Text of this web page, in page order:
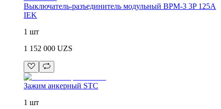
Выключатель-разъединитель модульный ВРМ-3 3P 125А
IEK
1 шт
1 152 000 UZS
Зажим анкерный STC
1 шт